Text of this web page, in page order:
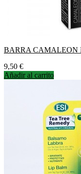
BARRA CAMALEON
Precio
9,50 €
Añadir al carrito